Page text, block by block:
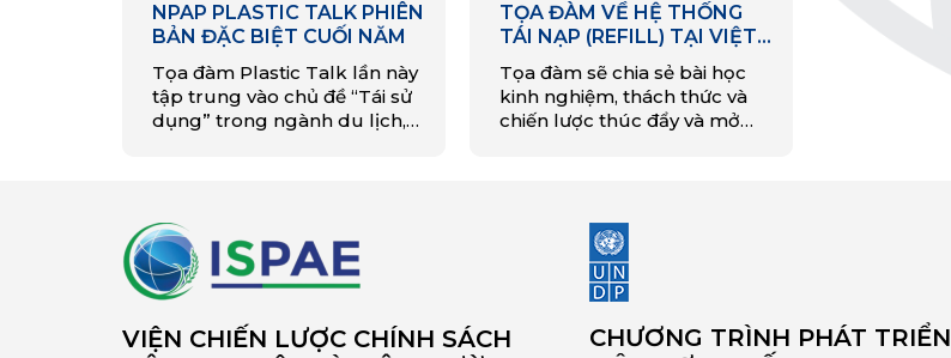
NPAP PLASTIC TALK PHIÊN
BẢN ĐẶC BIỆT CUỐI NĂM
Tọa đàm Plastic Talk lần này
tập trung vào chủ đề “Tái sử
dụng” trong ngành du lịch,
TỌA ĐÀM VỀ HỆ THỐNG
TÁI NẠP (REFILL) TẠI VIỆT
Tọa đàm sẽ chia sẻ bài học
kinh nghiệm, thách thức và
chiến lược thúc đẩy và mở
tại Việt Nam.
VIỆN CHIẾN LƯỢC CHÍNH SÁCH
CHƯƠNG TRÌNH PHÁT TRIỂN